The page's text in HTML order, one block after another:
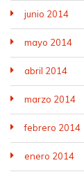
junio 2014
mayo 2014
abril 2014
marzo 2014
febrero 2014
enero 2014